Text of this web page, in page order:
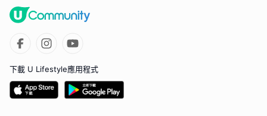
下載 U Lifestyle應用程式